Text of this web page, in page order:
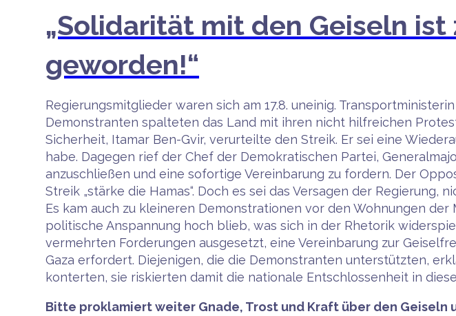
„Solidarität mit den Geiseln
geworden!“
Regierungsmitglieder waren sich am 17.8. uneinig.
Demonstranten spalteten das Land mit ihren nicht hilfreichen
Sicherheit, Itamar Ben-Gvir, verurteilte den Streik. Er sei eine
habe. Dagegen rief der Chef der Demokratischen Partei,
anzuschließen und eine sofortige Vereinbarung zu fordern. Der
Streik „stärke die Hamas“. Doch es sei das Versagen der
Es kam auch zu kleineren Demonstrationen vor den Wohnungen
politische Anspannung hoch blieb, was sich in der Rhetorik
vermehrten Forderungen ausgesetzt, eine Vereinbarung zur
Gaza erfordert. Diejenigen, die die Demonstranten unterstützten,
konterten, sie riskierten damit die nationale Entschlossenheit in
Bitte proklamiert weiter Gnade, Trost und Kraft über den Geiseln